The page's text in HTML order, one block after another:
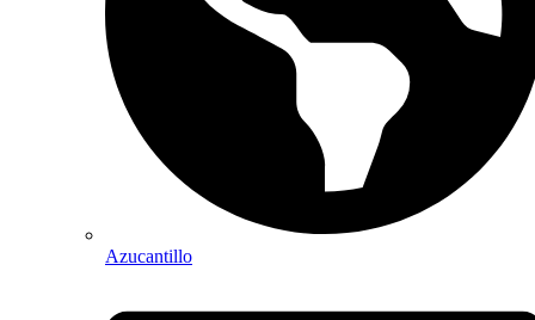
Azucantillo